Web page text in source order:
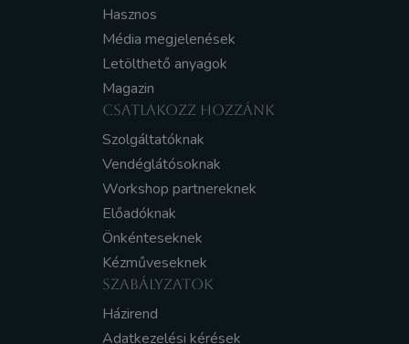
Hasznos
Média megjelenések
Letölthető anyagok
Magazin
CSATLAKOZZ HOZZÁNK
Szolgáltatóknak
Vendéglátósoknak
Workshop partnereknek
Előadóknak
Önkénteseknek
Kézműveseknek
SZABÁLYZATOK
Házirend
Adatkezelési kérések